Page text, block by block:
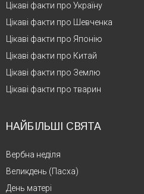
Цікаві факти про Україну
Цікаві факти про Шевченка
Цікаві факти про Японію
Цікаві факти про Китай
Цікаві факти про Землю
Цікаві факти про тварин
НАЙБІЛЬШІ СВЯТА
Вербна неділя
Великдень (Пасха)
День матері